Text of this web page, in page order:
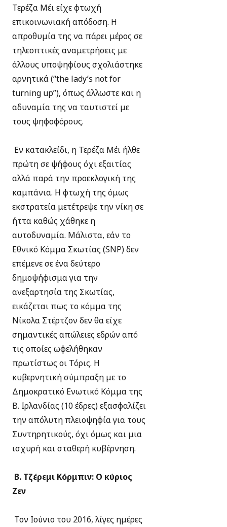
Τερέζα Μέι είχε φτωχή
επικοινωνιακή απόδοση. Η
απροθυμία της να πάρει μέρος σε
τηλεοπτικές αναμετρήσεις με
άλλους υποψηφίους σχολιάστηκε
αρνητικά (“the lady’s not for
turning up”), όπως άλλωστε και η
αδυναμία της να ταυτιστεί με
τους ψηφοφόρους.
Εν κατακλείδι, η Τερέζα Μέι ήλθε
πρώτη σε ψήφους όχι εξαιτίας
αλλά παρά την προεκλογική της
καμπάνια. Η φτωχή της όμως
εκστρατεία μετέτρεψε την νίκη σε
ήττα καθώς χάθηκε η
αυτοδυναμία. Μάλιστα, εάν το
Εθνικό Κόμμα Σκωτίας (SNP) δεν
επέμενε σε ένα δεύτερο
δημοψήφισμα για την
ανεξαρτησία της Σκωτίας,
εικάζεται πως το κόμμα της
Νίκολα Στέρτζον δεν θα είχε
σημαντικές απώλειες εδρών από
τις οποίες ωφελήθηκαν
πρωτίστως οι Τόρις. Η
κυβερνητική σύμπραξη με το
Δημοκρατικό Ενωτικό Κόμμα της
Β. Ιρλανδίας (10 έδρες) εξασφαλίζει
την απόλυτη πλειοψηφία για τους
Συντηρητικούς, όχι όμως και μια
ισχυρή και σταθερή κυβέρνηση.
Β. Τζέρεμι Κόρμπιν: Ο κύριος
Ζεν
Τον Ιούνιο του 2016, λίγες ημέρες